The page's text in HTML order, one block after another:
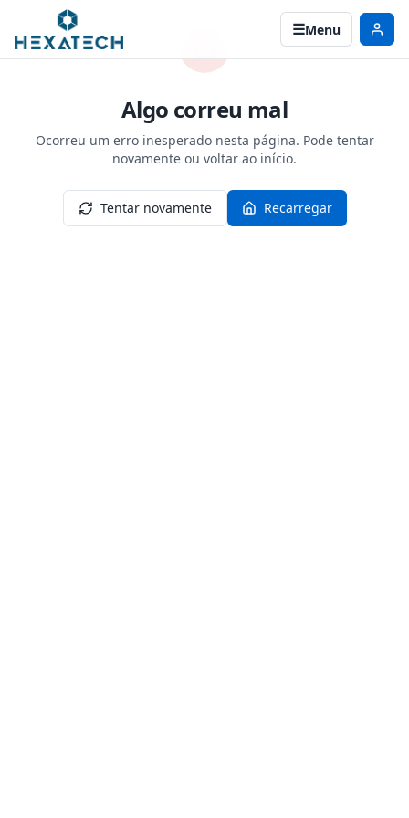
Menu
Algo correu mal
Ocorreu um erro inesperado nesta página. Pode tentar
novamente ou voltar ao início.
Tentar novamente Recarregar